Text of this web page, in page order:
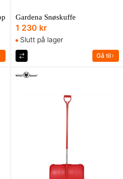
Gardena Snøskuffe
1 230 kr
Slutt på lager
Gå til